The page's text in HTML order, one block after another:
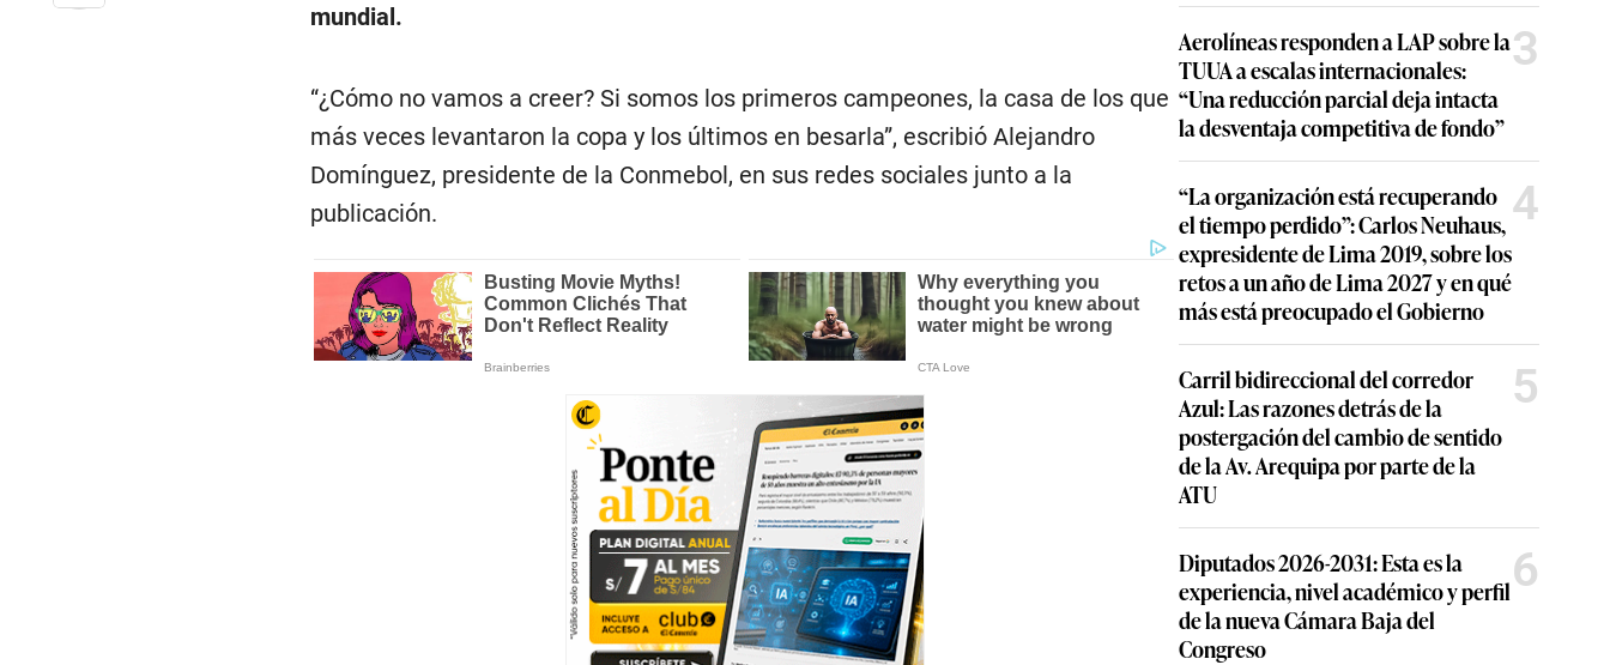
mundial.
“¿Cómo no vamos a creer? Si somos los primeros campeones, la casa de los que
más veces levantaron la copa y los últimos en besarla”, escribió Alejandro
Domínguez, presidente de la Conmebol, en sus redes sociales junto a la
publicación.
Aerolíneas responden a LAP sobre la
TUUA a escalas internacionales:
“Una reducción parcial deja intacta
la desventaja competitiva de fondo”
3
“La organización está recuperando
el tiempo perdido”: Carlos Neuhaus,
expresidente de Lima 2019, sobre los
retos a un año de Lima 2027 y en qué
más está preocupado el Gobierno
4
Carril bidireccional del corredor
Azul: Las razones detrás de la
postergación del cambio de sentido
de la Av. Arequipa por parte de la
ATU
5
Diputados 2026-2031: Esta es la
experiencia, nivel académico y perfil
de la nueva Cámara Baja del
Congreso
6